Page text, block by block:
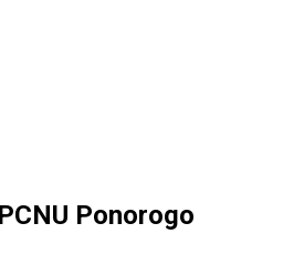
Ponorogo